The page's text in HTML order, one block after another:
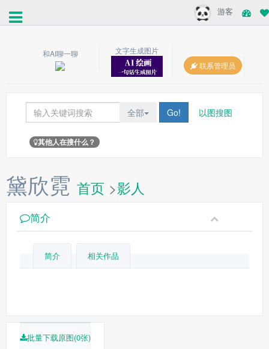
游客
和AI聊一聊
文字生成图片
联系管理员
全部 Go! 以图搜图
其他人在搜什么？
黛欣霓 首页 >影人
简介
简介 相关作品
批量下载原图(0张)